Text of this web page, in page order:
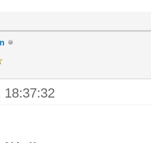
18:37:32